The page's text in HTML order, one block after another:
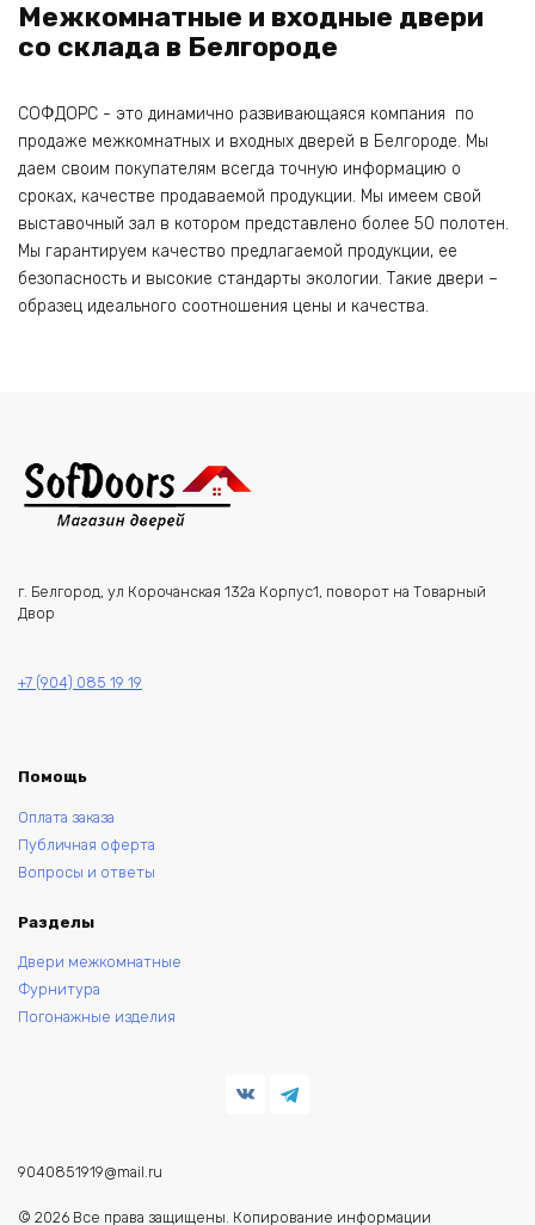
Межкомнатные и входные двери
со склада в Белгороде
СОФДОРС - это динамично развивающаяся компания по
продаже межкомнатных и входных дверей в Белгороде. Мы
даем своим покупателям всегда точную информацию о
сроках, качестве продаваемой продукции. Мы имеем свой
выставочный зал в котором представлено более 50 полотен.
Мы гарантируем качество предлагаемой продукции, ее
безопасность и высокие стандарты экологии. Такие двери –
образец идеального соотношения цены и качества.
г. Белгород, ул Корочанская 132а Корпус1, поворот на Товарный
Двор
+7 (904) 085 19 19
Помощь
Оплата заказа
Публичная оферта
Вопросы и ответы
Разделы
Двери межкомнатные
Фурнитура
Погонажные изделия
9040851919@mail.ru
© 2026 Все права защищены. Копирование информации